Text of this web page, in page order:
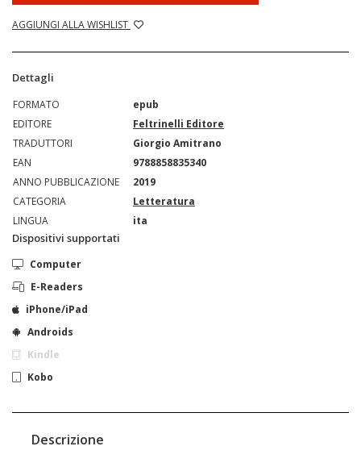
AGGIUNGI ALLA WISHLIST
Dettagli
FORMATO
epub
EDITORE
Feltrinelli Editore
TRADUTTORI
Giorgio Amitrano
EAN
9788858835340
ANNO PUBBLICAZIONE
2019
CATEGORIA
Letteratura
LINGUA
ita
Dispositivi supportati
Computer
E-Readers
iPhone/iPad
Androids
Kindle
Kobo
Descrizione